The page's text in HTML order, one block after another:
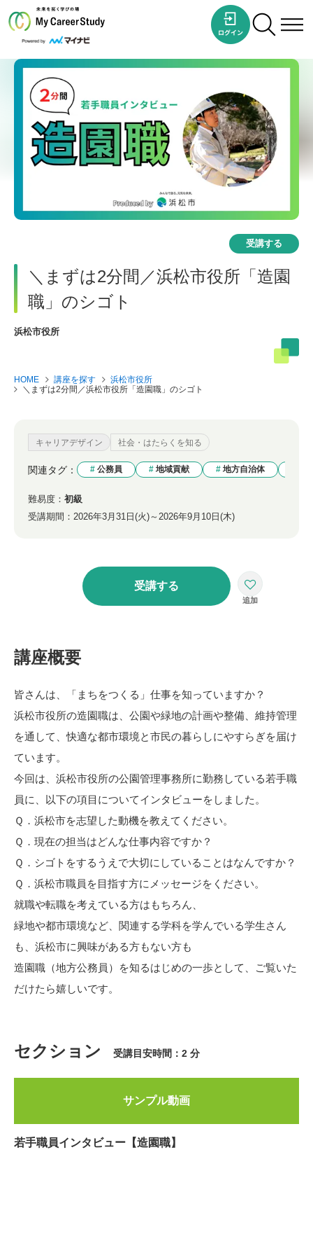
受講する
＼まずは2分間／浜松市役所「造園
職」のシゴト
浜松市役所
HOME 講座を探す
浜松市役所
＼まずは2分間／浜松市役所「造園職」のシゴト
キャリアデザイン 社会・はたらくを知る
関連タグ： 公務員 地域貢献 地方自治体
難易度： 初級
受講期間： 2026年3月31日(火)～2026年9月10日(木)
受講する
講座概要
皆さんは、「まちをつくる」仕事を知っていますか？
浜松市役所の造園職は、公園や緑地の計画や整備、維持管理
を通して、快適な都市環境と市民の暮らしにやすらぎを届け
ています。
今回は、浜松市役所の公園管理事務所に勤務している若手職
員に、以下の項目についてインタビューをしました。
Ｑ．浜松市を志望した動機を教えてください。
Ｑ．現在の担当はどんな仕事内容ですか？
Ｑ．シゴトをするうえで大切にしていることはなんですか？
Ｑ．浜松市職員を目指す方にメッセージをください。
就職や転職を考えている方はもちろん、
緑地や都市環境など、関連する学科を学んでいる学生さん
も、浜松市に興味がある方もない方も
造園職（地方公務員）を知るはじめの一歩として、ご覧いた
だけたら嬉しいです。
セクション 受講目安時間：2 分
サンプル動画
若手職員インタビュー【造園職】